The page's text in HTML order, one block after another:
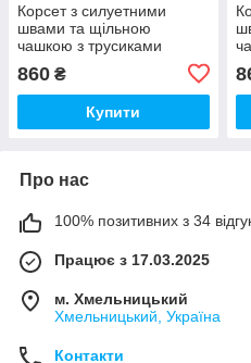
Корсет з силуетними
швами та щільною
чашкою з трусиками
860 ₴
Купити
Про нас
100% позитивних з 34
Працює з 17.03.2025
м. Хмельницький
Хмельницький, Україна
Контакти